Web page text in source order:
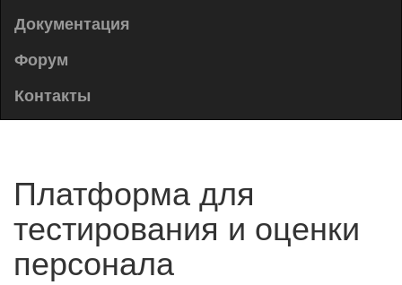
Документация
Форум
Контакты
Платформа для
тестирования и оценки
персонала